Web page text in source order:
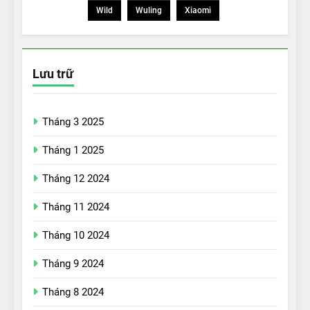
Wild Wuling Xiaomi
Lưu trữ
Tháng 3 2025
Tháng 1 2025
Tháng 12 2024
Tháng 11 2024
Tháng 10 2024
Tháng 9 2024
Tháng 8 2024